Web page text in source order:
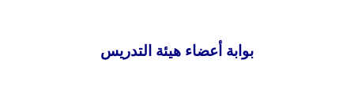
بوابة أعضاء هيئة التدريس